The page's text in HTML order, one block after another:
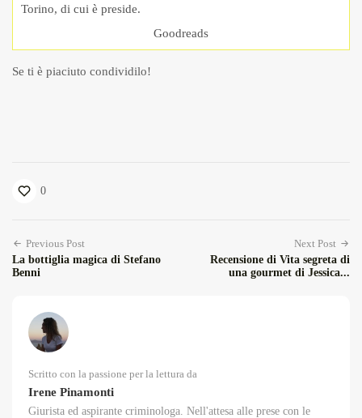
Torino, di cui è preside.
Goodreads
Se ti è piaciuto condividilo!
0
Previous Post
La bottiglia magica di Stefano
Benni
Next Post
Recensione di Vita segreta di
una gourmet di Jessica...
Scritto con la passione per la lettura da
Irene Pinamonti
Giurista ed aspirante criminologa. Nell'attesa alle prese con le